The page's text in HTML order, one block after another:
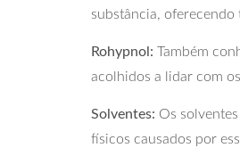
substância,
Rohypnol: Também
acolhidos a lidar com
Solventes: Os
físicos causados por